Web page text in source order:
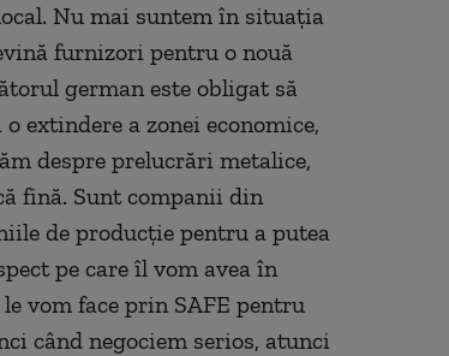
Nu mai suntem în situaţia
furnizori pentru o nouă
german este obligat să
extindere a zonei economice,
despre prelucrări metalice,
fină. Sunt companii din
de producţie pentru a putea
pe care îl vom avea în
vom face prin SAFE pentru
când negociem serios, atunci